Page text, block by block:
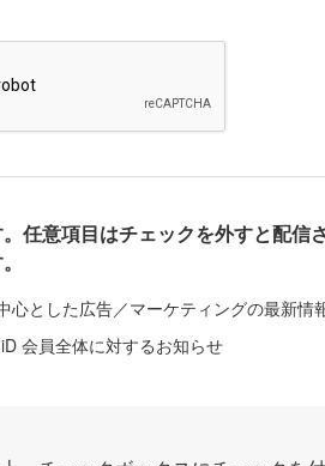
任意項目はチェックを外すと配信
心とした広告／マーケティングの最新情
会員全体に対するお知らせ